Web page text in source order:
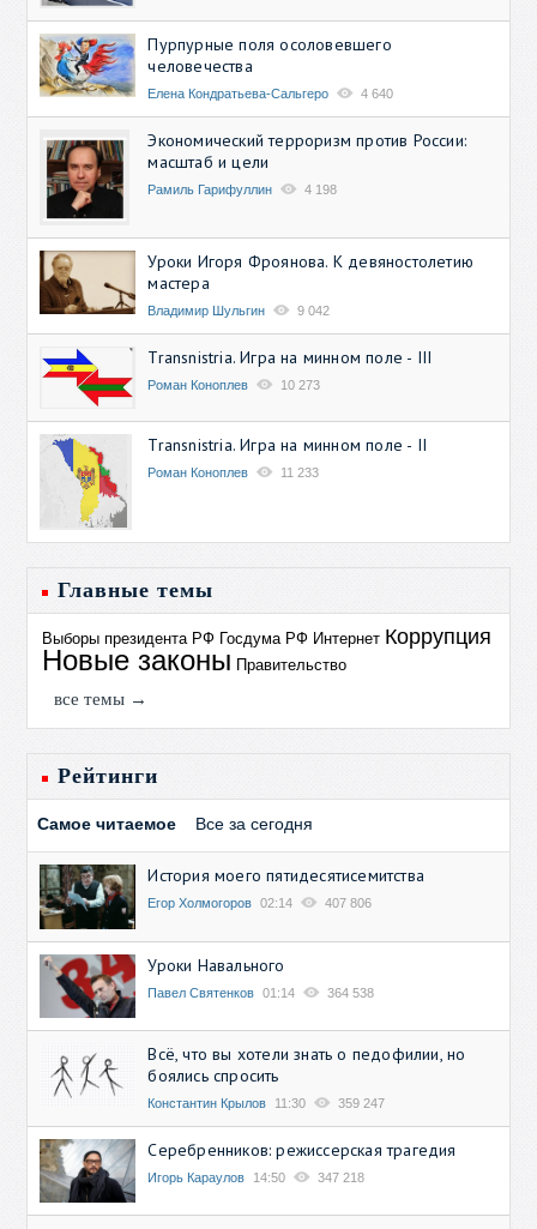
Пурпурные поля осоловевшего
человечества
Елена Кондратьева-Сальгеро 4 640
Экономический терроризм против России:
масштаб и цели
Рамиль Гарифуллин 4 198
Уроки Игоря Фроянова. К девяностолетию
мастера
Владимир Шульгин 9 042
Transnistria. Игра на минном поле - III
Роман Коноплев 10 273
Transnistria. Игра на минном поле - II
Роман Коноплев 11 233
Главные темы
Выборы президента РФ Госдума РФ Интернет Коррупция
Новые законы Правительство
все темы →
Рейтинги
Самое читаемое Все за сегодня
История моего пятидесятисемитства
Егор Холмогоров 02:14 407 806
Уроки Навального
Павел Святенков 01:14 364 538
Всё, что вы хотели знать о педофилии, но
боялись спросить
Константин Крылов 11:30 359 247
Серебренников: режиссерская трагедия
Игорь Караулов 14:50 347 218